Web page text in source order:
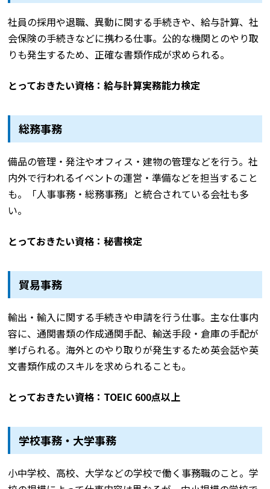
社員の採用や退職、異動に関する手続きや、給与計算、社
会保険の手続きなどに携わる仕事。公的な機関とのやり取
りも発生するため、正確な書類作成が求められる。
とっておきたい資格：給与計算実務能力検定
総務事務
備品の管理・発注やオフィス・建物の管理などを行う。社
内外で行われるイベントの運営・準備などを担当すること
も。「人事事務・総務事務」と統合されている会社も多
い。
とっておきたい資格：秘書検定
貿易事務
輸出・輸入に関する手続きや申請を行う仕事。主な仕事内
容に、通関書類の作成通関手配、輸送手段・倉庫の手配が
挙げられる。海外とのやり取りが発生するため英会話や英
文書類作成のスキルを求められることも。
とっておきたい資格：TOEIC 600点以上
学校事務・大学事務
小中学校、高校、大学などの学校で働く事務職のこと。学